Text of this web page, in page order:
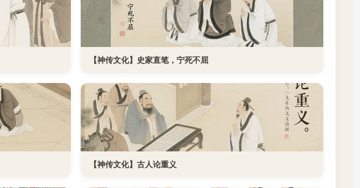
【神传文化】史家直笔，宁死不屈
【神传文化】古人论重义